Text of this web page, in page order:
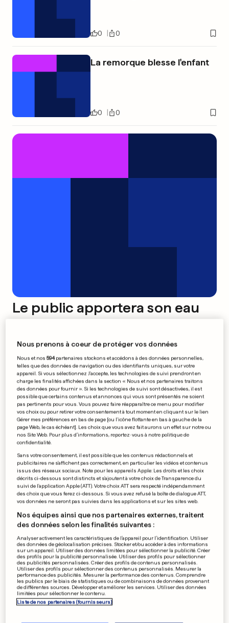
0 0
La remorque blesse l'enfant
0 0
Le public apportera son eau
Chantiers de Toussaint aux
CFL
0 0
de bus
0 0
PUBLICITÉ
Nous prenons à coeur de protéger vos données
Nous et nos594partenaires stockons et accédons à des données personnelles,
telles que des données de navigation ou des identifiants uniques, sur votre
appareil. Si vous sélectionnez J'accepte, les technologies de suivi prendront en
charge les finalités affichées dans la section « Nous et nos partenaires traitons
des données pour fournir ». Si les technologies de suivi sont désactivées, il est
possible que certains contenus et annonces qui vous sont présentés ne soient
pas pertinents pour vous. Vous pouvez faire réapparaître ce menu pour modifier
vos choix ou pour retirer votre consentement à tout moment en cliquant sur le lien
Gérer mes préférences en bas de page [ou l'icône flottante en bas à gauche de la
page Web, le cas échéant]. Les choix que vous avez fait aurons un effet sur notre ou
nos Site Web. Pour plus d’informations, reportez-vous à notre politique de
confidentialité.
Sans votre consentement, il est possible que les contenus rédactionnels et
publicitaires ne s'affichent pas correctement, en particulier les vidéos et contenus
issus des réseaux sociaux. Note pour les appareils Apple: Les droits et les choix
décrits ci-dessous sont distincts et s'ajoutent à votre choix de Transparence du
suivi de l'application Apple (ATT). Votre choix ATT sera respecté indépendamment
des choix que vous ferez ci-dessous. Si vous avez refusé la boîte de dialogue ATT,
vos données ne seront pas suivies dans les applications et sur les sites web.
Nos équipes ainsi que nos partenaires externes, traitent
des données selon les finalités suivantes :
Analyser activement les caractéristiques de l’appareil pour l’identification. Utiliser
des données de géolocalisation précises. Stocker et/ou accéder à des informations
sur un appareil. Utiliser des données limitées pour sélectionner la publicité. Créer
des profils pour la publicité personnalisée. Utiliser des profils pour sélectionner
des publicités personnalisées. Créer des profils de contenus personnalisés.
Utiliser des profils pour sélectionner des contenus personnalisés. Mesurer la
performance des publicités. Mesurer la performance des contenus. Comprendre
les publics par le biais de statistiques ou de combinaisons de données provenant
de différentes sources. Développer et améliorer les services. Utiliser des données
limitées pour sélectionner le contenu.
Liste de nos partenaires (fournisseurs)